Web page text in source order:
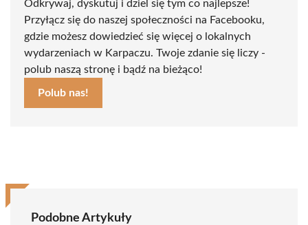
Odkrywaj, dyskutuj i dziel się tym co najlepsze!
Przyłącz się do naszej społeczności na Facebooku,
gdzie możesz dowiedzieć się więcej o lokalnych
wydarzeniach w Karpaczu. Twoje zdanie się liczy -
polub naszą stronę i bądź na bieżąco!
Polub nas!
Podobne Artykuły